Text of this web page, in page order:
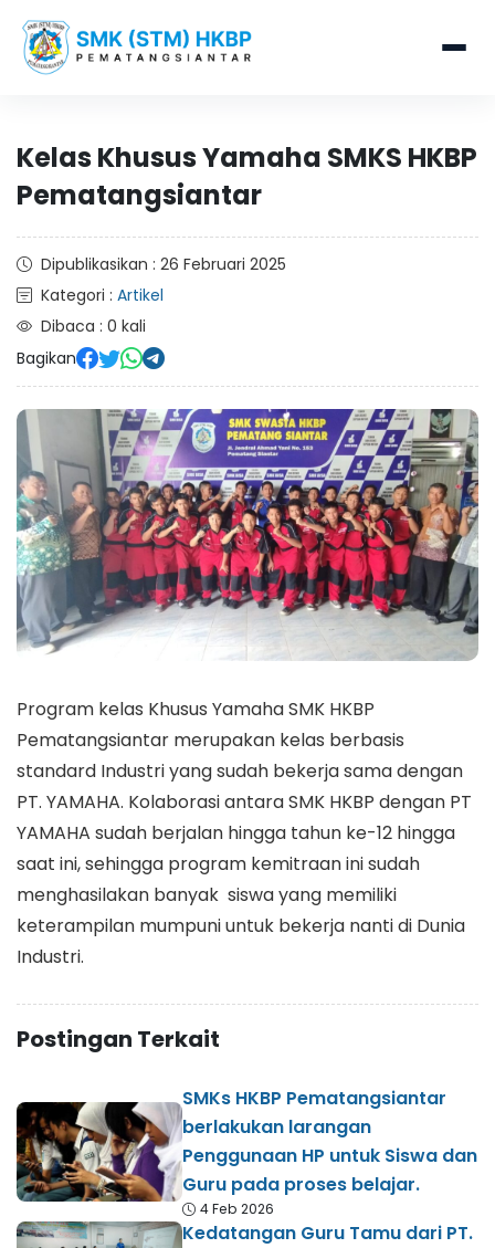
Kelas Khusus Yamaha SMKS HKBP
Pematangsiantar
Dipublikasikan : 26 Februari 2025
Kategori : Artikel
Dibaca : 0 kali
Bagikan
Program kelas Khusus Yamaha SMK HKBP
Pematangsiantar merupakan kelas berbasis
standard Industri yang sudah bekerja sama dengan
PT. YAMAHA. Kolaborasi antara SMK HKBP dengan PT
YAMAHA sudah berjalan hingga tahun ke-12 hingga
saat ini, sehingga program kemitraan ini sudah
menghasilakan banyak siswa yang memiliki
keterampilan mumpuni untuk bekerja nanti di Dunia
Industri.
Postingan Terkait
SMKs HKBP Pematangsiantar
berlakukan larangan
Penggunaan HP untuk Siswa dan
Guru pada proses belajar.
4 Feb 2026
Kedatangan Guru Tamu dari PT.